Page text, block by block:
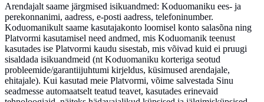
Arendajalt saame järgmised isikuandmed: Koduomaniku ees- ja
perekonnanimi, aadress, e-posti aadress, telefoninumber.
Koduomanikult saame kasutajakonto loomisel konto salasõna ning
Platvormi kasutamisel need andmed, mis Koduomanik teenust
kasutades ise Platvormi kaudu sisestab, mis võivad kuid ei pruugi
sisaldada isikuandmeid (nt Koduomaniku korteriga seotud
probleemide/garantiijuhtumi kirjeldus, küsimused arendajale,
ehitajale). Kui kasutad meie Platvormi, võime salvestada Sinu
seadmesse automaatselt teatud teavet, kasutades erinevaid